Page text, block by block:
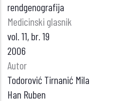
rendgenografija
Medicinski glasnik
vol. 11, br. 19
2006
Autor
Todorović Tirnanić Mila
Han Ruben